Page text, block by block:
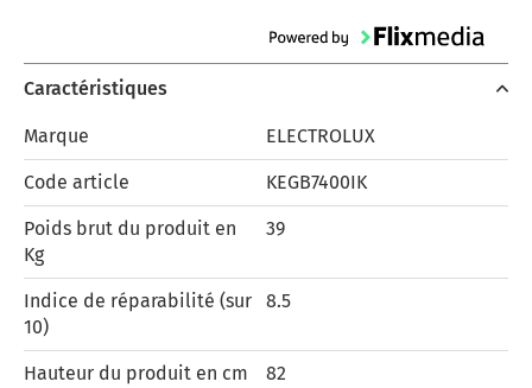
Caractéristiques
Marque ELECTROLUX
Code article KEGB7400IK
Poids brut du produit en
Kg
39
Indice de réparabilité (sur
10)
8.5
Hauteur du produit en cm 82